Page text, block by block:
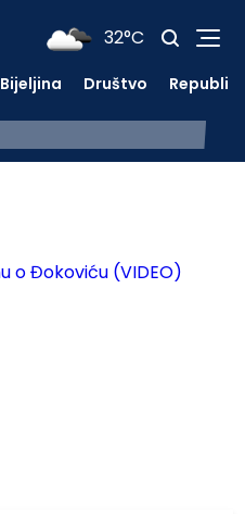
32°C
Bijeljina Društvo